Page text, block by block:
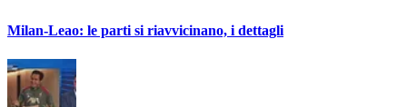
Milan-Leao: le parti si riavvicinano, i dettagli